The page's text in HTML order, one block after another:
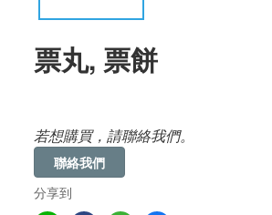
票丸, 票餅
若想購買，請聯絡我們。
聯絡我們
分享到